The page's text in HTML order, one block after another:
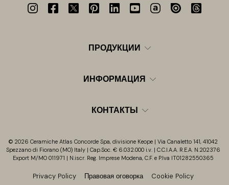
ПРОДУКЦИИ
ИНФОРМАЦИЯ
КОНТАКТЫ
© 2026 Ceramiche Atlas Concorde Spa, divisione Keope | Via Canaletto 141, 41042
Spezzano di Fiorano (MO) Italy | Cap.Soc. € 6.032.000 i.v. | C.C.I.A.A. R.E.A. N.202376
Export M/MO 011971 | N.iscr. Reg. Imprese Modena, C.F. e P.Iva IT01282550365
Privacy Policy Правовая оговорка Cookie Policy